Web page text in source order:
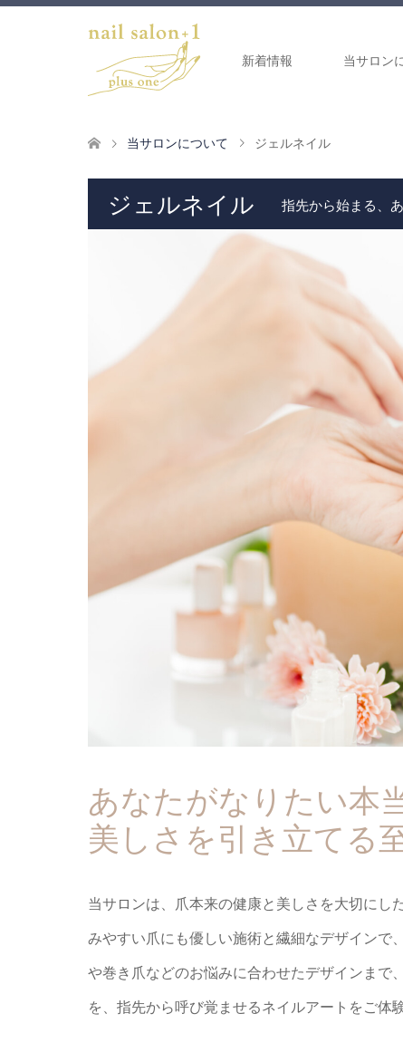
新着情報 当サロン
当サロンについて ジェルネイル
ジェルネイル 指先から始まる、
あなたがなりたい本
美しさを引き立てる
当サロンは、爪本来の健康と美しさを大切に
みやすい爪にも優しい施術と繊細なデザインで
や巻き爪などのお悩みに合わせたデザインまで
を、指先から呼び覚ませるネイルアートをご体